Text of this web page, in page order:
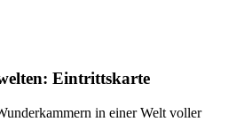
Eintrittskarte
in einer Welt voller